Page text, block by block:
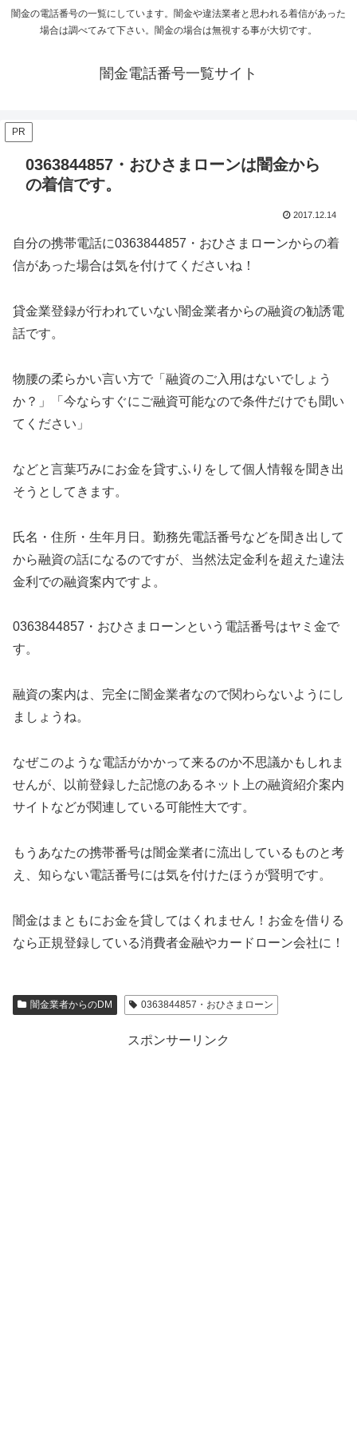
闇金の電話番号の一覧にしています。闇金や違法業者と思われる着信があった
場合は調べてみて下さい。闇金の場合は無視する事が大切です。
闇金電話番号一覧サイト
PR
0363844857・おひさまローンは闇金から
の着信です。
2017.12.14
自分の携帯電話に0363844857・おひさまローンからの着
信があった場合は気を付けてくださいね！
貸金業登録が行われていない闇金業者からの融資の勧誘電
話です。
物腰の柔らかい言い方で「融資のご入用はないでしょう
か？」「今ならすぐにご融資可能なので条件だけでも聞い
てください」
などと言葉巧みにお金を貸すふりをして個人情報を聞き出
そうとしてきます。
氏名・住所・生年月日。勤務先電話番号などを聞き出して
から融資の話になるのですが、当然法定金利を超えた違法
金利での融資案内ですよ。
0363844857・おひさまローンという電話番号はヤミ金で
す。
融資の案内は、完全に闇金業者なので関わらないようにし
ましょうね。
なぜこのような電話がかかって来るのか不思議かもしれま
せんが、以前登録した記憶のあるネット上の融資紹介案内
サイトなどが関連している可能性大です。
もうあなたの携帯番号は闇金業者に流出しているものと考
え、知らない電話番号には気を付けたほうが賢明です。
闇金はまともにお金を貸してはくれません！お金を借りる
なら正規登録している消費者金融やカードローン会社に！
闇金業者からのDM 0363844857・おひさまローン
スポンサーリンク